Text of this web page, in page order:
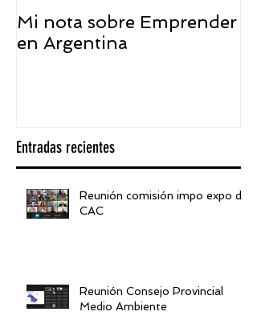
Mi nota sobre Emprender
en Argentina
Entradas recientes
Reunión comisión impo expo de
CAC
Reunión Consejo Provincial
Medio Ambiente